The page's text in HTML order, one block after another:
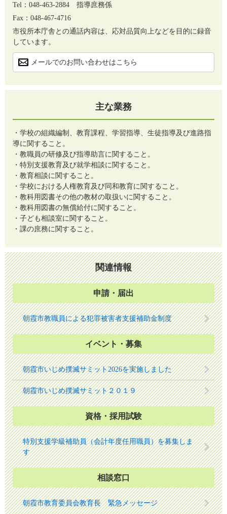
Tel：048-463-2884
指導庶務係
Fax：048-467-4716
市役所本庁舎との通話内容は、応対品質向上などを目的に録音
しています。
メールでのお問い合わせはこちら
主な業務
・学校の組織編制、教育課程、学習指導、生徒指導及び進路指
導に関すること。
・教職員の研修及び指導助言に関すること。
・特別支援教育及び就学相談に関すること。
・教育相談に関すること。
・学校における人権教育及び同和教育に関すること。
・教科用図書その他の教材の取扱いに関すること。
・教科用図書の無償給付に関すること。
・子ども相談室に関すること。
・課の庶務に関すること。
関連情報
申請・届出
朝霞市教職員による犯罪被害者支援補助金制度
イベント・募集
朝霞市いじめ撲滅サミット2026を実施しました
朝霞市いじめ撲滅サミット２０１９
資格・採用試験
特別支援学級補助員（会計年度任用職員）を募集しま
す
相談窓口
朝霞市教育委員会教育長 緊急メッセージ